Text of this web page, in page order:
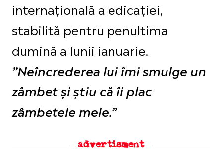
internațională a edicației,
stabilită pentru penultima
dumină a lunii ianuarie.
”Neîncrederea lui îmi smulge un
zâmbet și știu că îi plac
zâmbetele mele.”
advertisment